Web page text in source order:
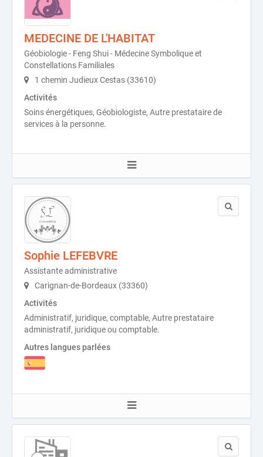
MEDECINE DE L'HABITAT
Géobiologie - Feng Shui - Médecine Symbolique et
Constellations Familiales
1 chemin Judieux Cestas (33610)
Activités
Soins énergétiques, Géobiologiste, Autre prestataire de
services à la personne.
Sophie LEFEBVRE
Assistante administrative
Carignan-de-Bordeaux (33360)
Activités
Administratif, juridique, comptable, Autre prestataire
administratif, juridique ou comptable.
Autres langues parlées